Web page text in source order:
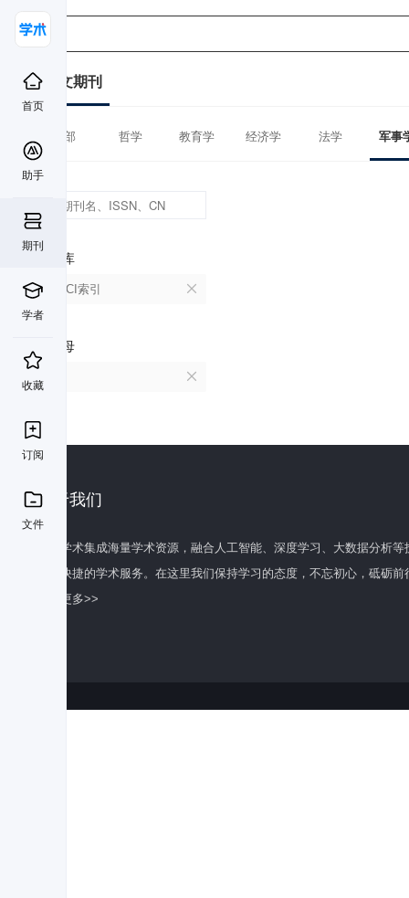
首页
助手
期刊
学者
收藏
订阅
文件
中文期刊
全部 哲学 教育学 经济学 法学 军事
数据库
CSSCI索引
首字母
关于我们
百度学术集成海量学术资源，融合人工智能、深度学习、大数据分析
全面快捷的学术服务。在这里我们保持学习的态度，不忘初心，砥砺前
了解更多>>